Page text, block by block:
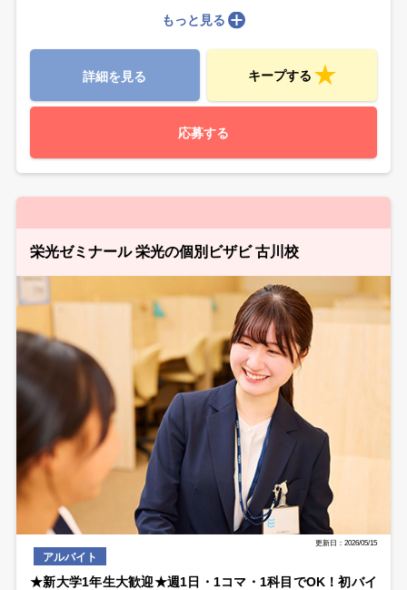
もっと見る
詳細を見る キープする
応募する
栄光ゼミナール 栄光の個別ビザビ 古川校
更新日：2026/05/15
アルバイト
★新大学1年生大歓迎★週1日・1コマ・1科目でOK！初バイ